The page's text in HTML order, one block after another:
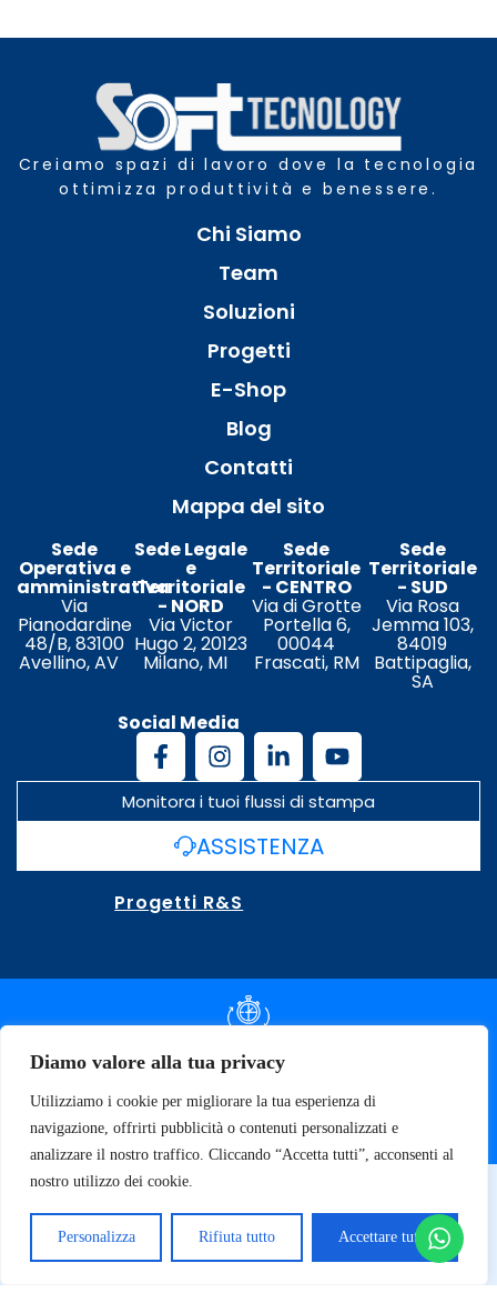
Diamo valore alla tua privacy
Utilizziamo i cookie per migliorare la tua esperienza di
navigazione, offrirti pubblicità o contenuti personalizzati e
analizzare il nostro traffico. Cliccando “Accetta tutti”, acconsenti al
nostro utilizzo dei cookie.
Personalizza Rifiuta tutto Accettare tutto
Creiamo spazi di lavoro dove la tecnologia
ottimizza produttività e benessere.
Chi Siamo
Team
Soluzioni
Progetti
E-Shop
Blog
Contatti
Mappa del sito
Sede
Operativa e
amministrativa
Via
Pianodardine
48/B, 83100
Avellino, AV
Sede Legale
e
Territoriale
- NORD
Via Victor
Hugo 2, 20123
Milano, MI
Sede
Territoriale
- CENTRO
Via di Grotte
Portella 6,
00044
Frascati, RM
Sede
Territoriale
- SUD
Via Rosa
Jemma 103,
84019
Battipaglia,
SA
Social Media
Monitora i tuoi flussi di stampa
ASSISTENZA
Progetti R&S
DOCUMENTAZIONE SLA
SPECIFICHE TECNICHE
© 2026 SOFT TECNOLOGY | P.IVA 02137470643
Privacy Policy